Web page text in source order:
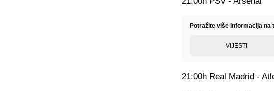
Potražite više informacija na
VIJESTI
21:00h Real Madrid -